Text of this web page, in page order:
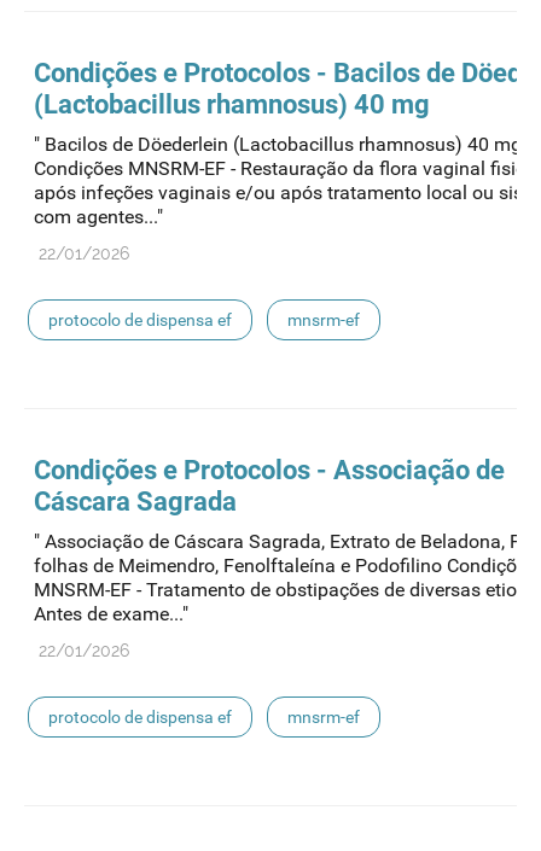
Condições e Protocolos - Bacilos de
(Lactobacillus rhamnosus) 40 mg
" Bacilos de Döederlein (Lactobacillus rhamnosus) 40 mg
Condições MNSRM-EF - Restauração da flora vaginal
após infeções vaginais e/ou após tratamento local ou
com agentes..."
22/01/2026
protocolo de dispensa ef mnsrm-ef
Condições e Protocolos - Associação de
Cáscara Sagrada
" Associação de Cáscara Sagrada, Extrato de Beladona, Pó
folhas de Meimendro, Fenolftaleína e Podofilino Condições
MNSRM-EF - Tratamento de obstipações de diversas
Antes de exame..."
22/01/2026
protocolo de dispensa ef mnsrm-ef